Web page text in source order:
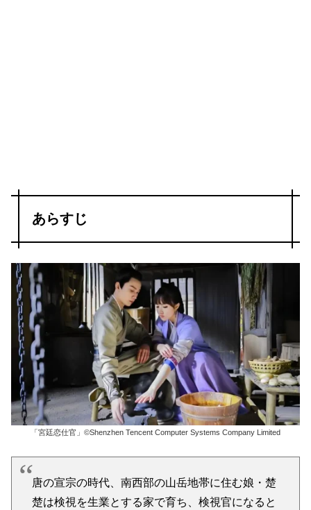
あらすじ
「宮廷恋仕官」©Shenzhen Tencent Computer Systems Company Limited
唐の宣宗の時代、南西部の山岳地帯に住む娘・楚
楚は検視を生業とする家で育ち、検視官になると